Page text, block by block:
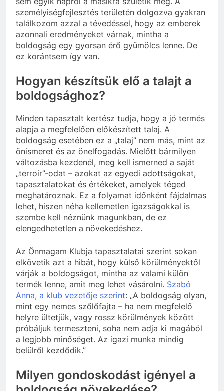
személyiségfejlesztés területén dolgozva gyakran
találkozom azzal a tévedéssel, hogy az emberek
azonnali eredményeket várnak, mintha a
boldogság egy gyorsan érő gyümölcs lenne. De
ez korántsem így van.
Hogyan készítsük elő a talajt a
boldogsághoz?
Minden tapasztalt kertész tudja, hogy a jó termés
alapja a megfelelően előkészített talaj. A
boldogság esetében ez a „talaj” nem más, mint az
önismeret és az önelfogadás. Mielőtt bármilyen
változásba kezdenél, meg kell ismerned a saját
„terroir”-odat – azokat az egyedi adottságokat,
tapasztalatokat és értékeket, amelyek téged
meghatároznak. Ez a folyamat időnként fájdalmas
lehet, hiszen néha kellemetlen igazságokkal is
szembe kell néznünk magunkban, de ez
elengedhetetlen a növekedéshez.
Az Önmagam Klubja tapasztalatai szerint sokan
elkövetik azt a hibát, hogy külső körülményektől
várják a boldogságot, mintha az valami külön
termék lenne, amit meg lehet vásárolni. Szabó
Anna, a klub vezetője szerint: „A boldogság olyan,
mint egy nemes szőlőfajta – ha nem megfelelő
helyre ültetjük, vagy rossz körülmények között
próbáljuk termeszteni, soha nem adja ki magából
a legjobb minőséget. Az igazi munka mindig
belülről kezdődik.”
Milyen gondoskodást igényel a